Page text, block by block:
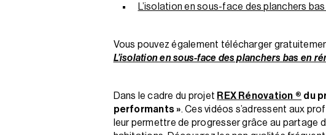
L’isolation en sous-face des planchers
Vous pouvez également télécharger
L’isolation en sous-face des planchers bas en
Dans le cadre du projet REX Rénovation ® du
performants ». Ces vidéos s’adressent aux
leur permettre de progresser grâce au partage